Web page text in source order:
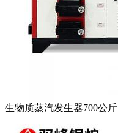
生物质蒸汽发生器700公斤